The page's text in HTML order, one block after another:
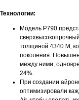
Технологии:
Модель P790
толщиной 4340 М,
поколения.
между ними,
24%.
При создании
оптимизировали